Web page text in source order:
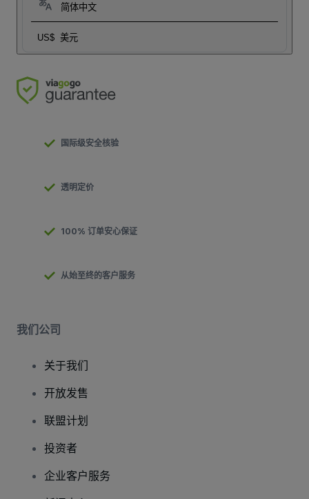
简体中文
US$ 美元
国际级安全核验
透明定价
100% 订单安心保证
从始至终的客户服务
我们公司
关于我们
开放发售
联盟计划
投资者
企业客户服务